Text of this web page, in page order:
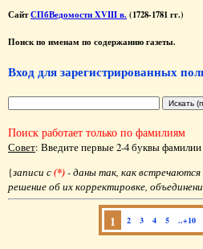
СайтСПбВедомости XVIII в. (1728-1781 гг.)
Поиск по именам по содержанию газеты.
Вход для зарегистрированных
Поиск работает только по фамилиям
Совет: Введите первые 2-4 буквы
{записи с(*)- даны так, как
решение об их корректировке,
1 2 3 4 5 ..+10